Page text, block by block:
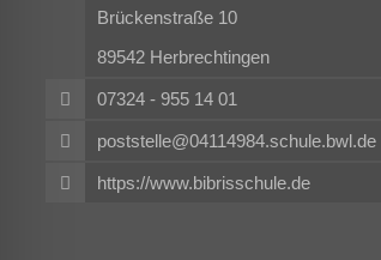
Brückenstraße 10
89542 Herbrechtingen
07324 - 955 14 01
poststelle@04114984.schule.bwl.de
https://www.bibrisschule.de